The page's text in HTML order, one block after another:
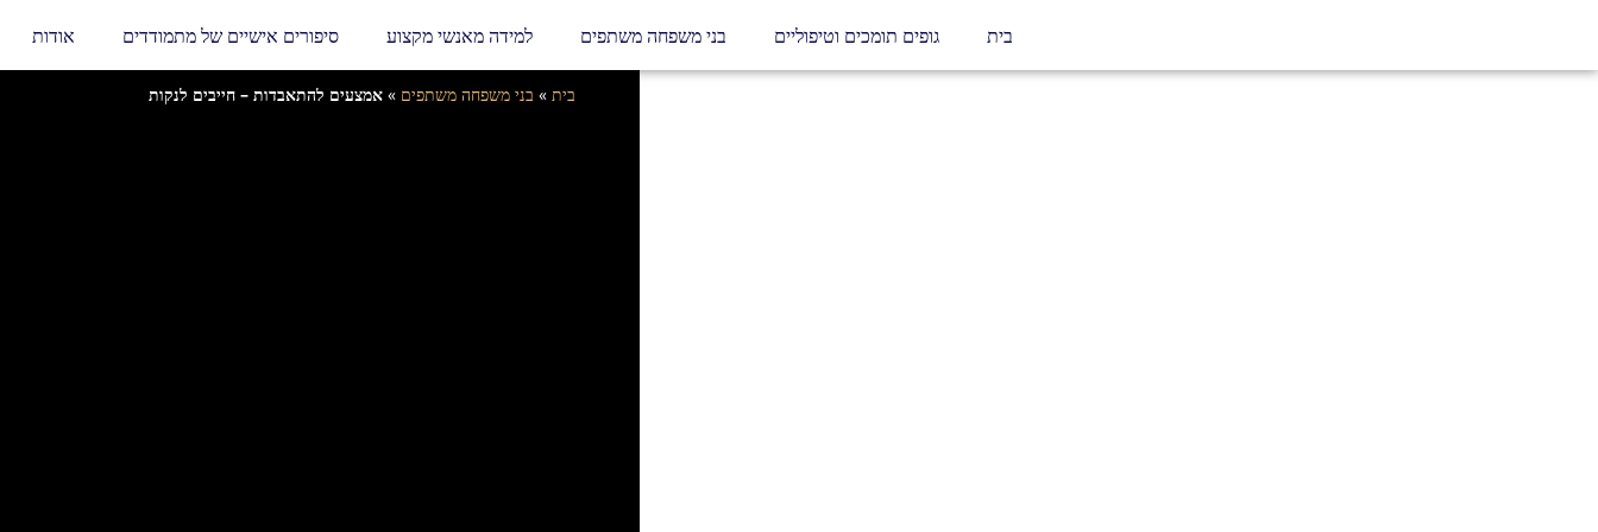
בית גופים תומכים וטיפוליים בני משפחה משתפים למידה מאנשי מקצוע סיפורים אישיים של מתמודדים אודות
בית » בני משפחה משתפים »אמצעים להתאבדות – חייבים לנקות